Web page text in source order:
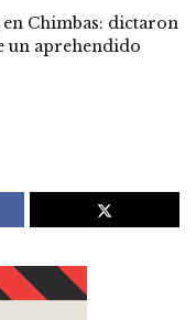
Chimbas: dictaron
un aprehendido